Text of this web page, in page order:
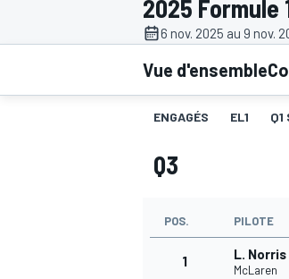
2025 Formule
6 nov. 2025 au 9 nov.
Vue d'ensemble
ENGAGÉS EL1 Q1
Q3
POS. PILOTE
1 L. Norris
McLaren